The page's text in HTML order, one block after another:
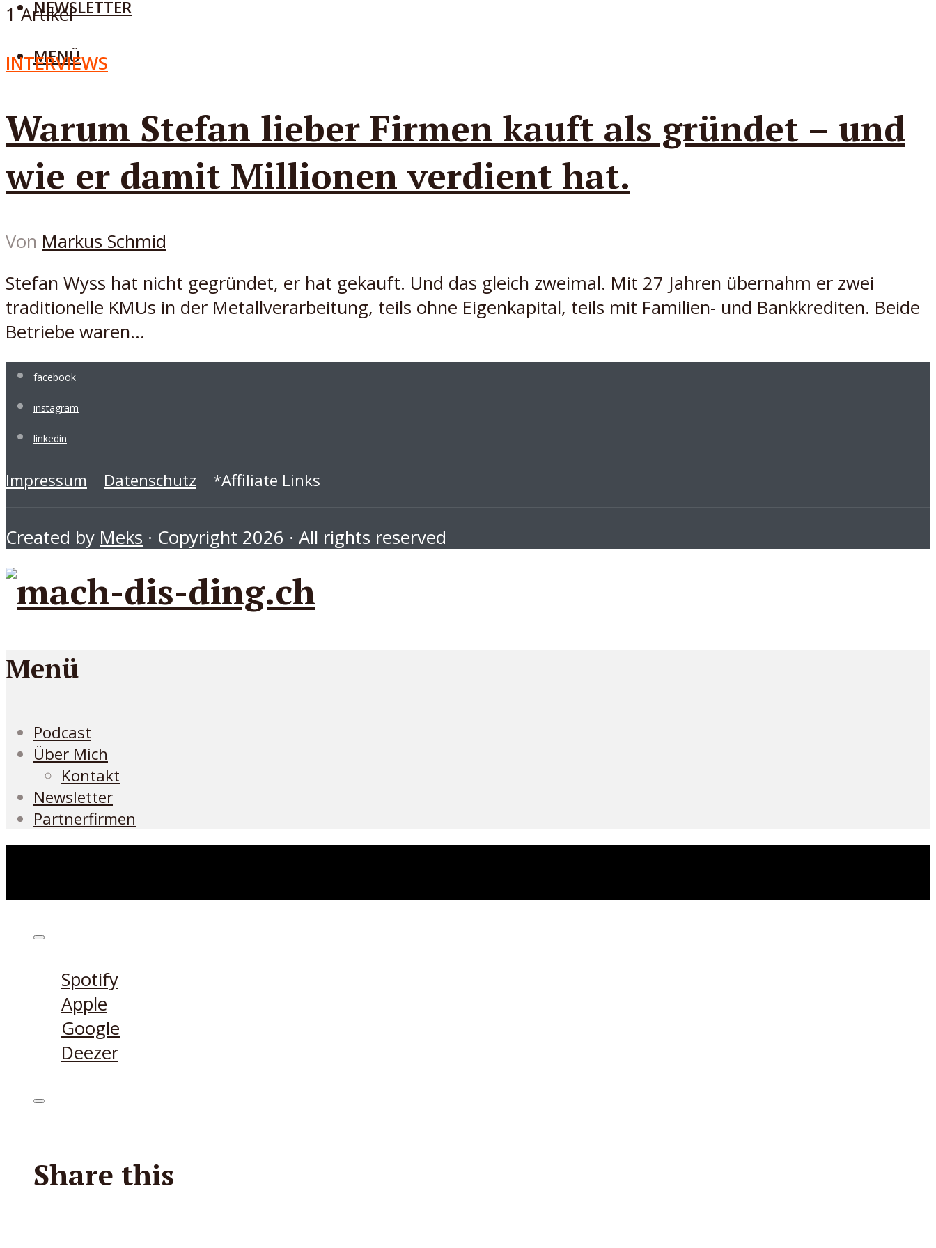
NEWSLETTER
MENÜ
1 Artikel
INTERVIEWS
Warum Stefan lieber Firmen kauft als gründet – und
wie er damit Millionen verdient hat.
Von Markus Schmid
Stefan Wyss hat nicht gegründet, er hat gekauft. Und das gleich zweimal. Mit 27 Jahren übernahm er zwei
traditionelle KMUs in der Metallverarbeitung, teils ohne Eigenkapital, teils mit Familien- und Bankkrediten. Beide
Betriebe waren...
facebook
instagram
linkedin
Impressum Datenschutz *Affiliate Links
Created by Meks · Copyright 2026 · All rights reserved
Menü
Podcast
Über Mich
Kontakt
Newsletter
Partnerfirmen
Spotify
Apple
Google
Deezer
Share this